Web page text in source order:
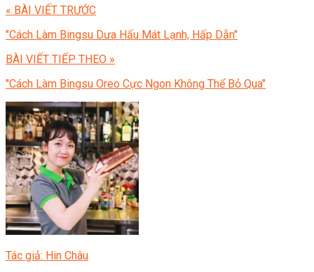
« BÀI VIẾT TRƯỚC
"Cách Làm Bingsu Dưa Hấu Mát Lạnh, Hấp Dẫn"
BÀI VIẾT TIẾP THEO »
"Cách Làm Bingsu Oreo Cực Ngon Không Thể Bỏ Qua"
Tác giả: Hin Châu